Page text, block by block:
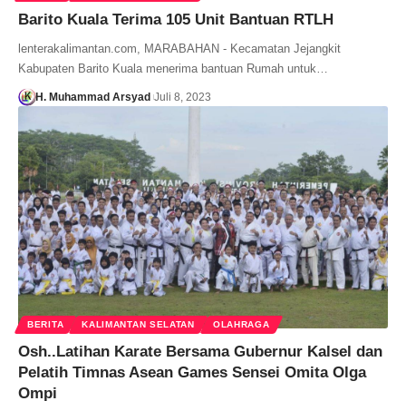
Barito Kuala Terima 105 Unit Bantuan RTLH
lenterakalimantan.com, MARABAHAN - Kecamatan Jejangkit
Kabupaten Barito Kuala menerima bantuan Rumah untuk…
H. Muhammad Arsyad Juli 8, 2023
BERITA KALIMANTAN SELATAN OLAHRAGA
Osh..Latihan Karate Bersama Gubernur Kalsel dan
Pelatih Timnas Asean Games Sensei Omita Olga
Ompi